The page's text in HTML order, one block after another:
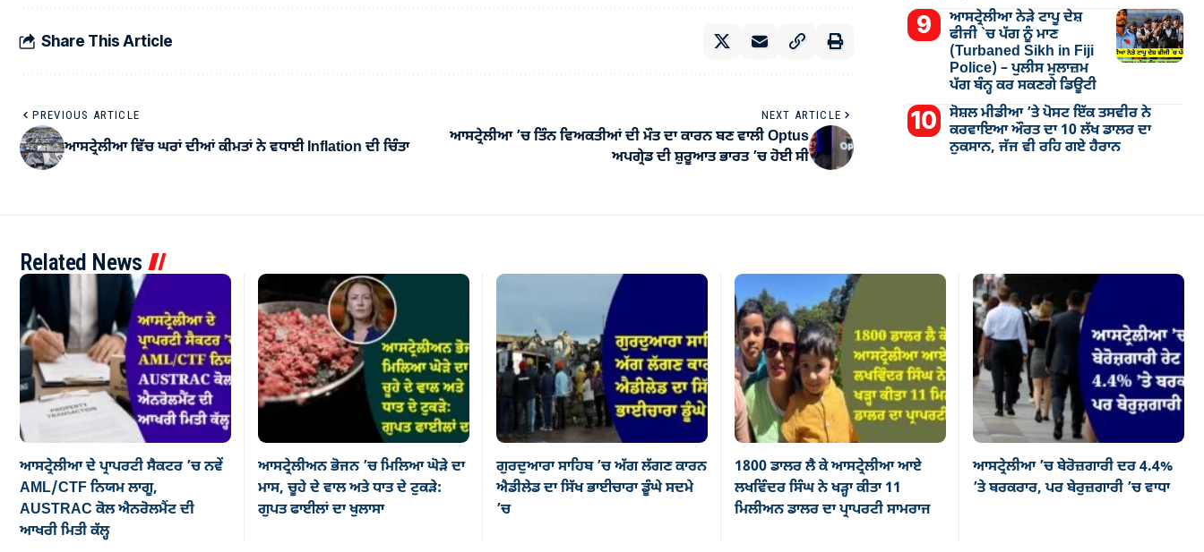
Share This Article
PREVIOUS ARTICLE
ਆਸਟ੍ਰੇਲੀਆ ਵਿੱਚ ਘਰਾਂ ਦੀਆਂ ਕੀਮਤਾਂ ਨੇ ਵਧਾਈ Inflation ਦੀ ਚਿੰਤਾ
NEXT ARTICLE
ਆਸਟ੍ਰੇਲੀਆ ’ਚ ਤਿੰਨ ਵਿਅਕਤੀਆਂ ਦੀ ਮੌਤ ਦਾ ਕਾਰਨ ਬਣ ਵਾਲੀ Optus
ਅਪਗ੍ਰੇਡ ਦੀ ਸ਼ੁਰੂਆਤ ਭਾਰਤ ’ਚ ਹੋਈ ਸੀ
ਆਸਟ੍ਰੇਲੀਆ ਨੇੜੇ ਟਾਪੂ ਦੇਸ਼
ਫੀਜੀ `ਚ ਪੱਗ ਨੂੰ ਮਾਣ
(Turbaned Sikh in Fiji
Police) – ਪੁਲੀਸ ਮੁਲਾਜ਼ਮ
ਪੱਗ ਬੰਨ੍ਹ ਕਰ ਸਕਣਗੇ ਡਿਊਟੀ
ਸੋਸ਼ਲ ਮੀਡੀਆ ’ਤੇ ਪੋਸਟ ਇੱਕ ਤਸਵੀਰ ਨੇ
ਕਰਵਾਇਆ ਔਰਤ ਦਾ 10 ਲੱਖ ਡਾਲਰ ਦਾ
ਨੁਕਸਾਨ, ਜੱਜ ਵੀ ਰਹਿ ਗਏ ਹੈਰਾਨ
Related News
ਆਸਟ੍ਰੇਲੀਆ ਦੇ ਪ੍ਰਾਪਰਟੀ ਸੈਕਟਰ ’ਚ ਨਵੇਂ
AML/CTF ਨਿਯਮ ਲਾਗੂ,
AUSTRAC ਕੋਲ ਐਨਰੋਲਮੈਂਟ ਦੀ
ਆਖਰੀ ਮਿਤੀ ਕੱਲ੍ਹ
ਆਸਟ੍ਰੇਲੀਅਨ ਭੋਜਨ ’ਚ ਮਿਲਿਆ ਘੋੜੇ ਦਾ
ਮਾਸ, ਚੂਹੇ ਦੇ ਵਾਲ ਅਤੇ ਧਾਤ ਦੇ ਟੁਕੜੇ:
ਗੁਪਤ ਫਾਈਲਾਂ ਦਾ ਖੁਲਾਸਾ
ਗੁਰਦੁਆਰਾ ਸਾਹਿਬ ’ਚ ਅੱਗ ਲੱਗਣ ਕਾਰਨ
ਐਡੀਲੇਡ ਦਾ ਸਿੱਖ ਭਾਈਚਾਰਾ ਡੂੰਘੇ ਸਦਮੇ
’ਚ
1800 ਡਾਲਰ ਲੈ ਕੇ ਆਸਟ੍ਰੇਲੀਆ ਆਏ
ਲਖਵਿੰਦਰ ਸਿੰਘ ਨੇ ਖੜ੍ਹਾ ਕੀਤਾ 11
ਮਿਲੀਅਨ ਡਾਲਰ ਦਾ ਪ੍ਰਾਪਰਟੀ ਸਾਮਰਾਜ
ਆਸਟ੍ਰੇਲੀਆ ’ਚ ਬੇਰੋਜ਼ਗਾਰੀ ਦਰ 4.4%
’ਤੇ ਬਰਕਰਾਰ, ਪਰ ਬੇਰੁਜ਼ਗਾਰੀ ’ਚ ਵਾਧਾ